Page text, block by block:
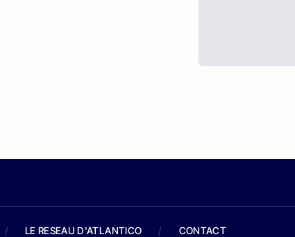
/ LE RESEAU D'ATLANTICO / CONTACT